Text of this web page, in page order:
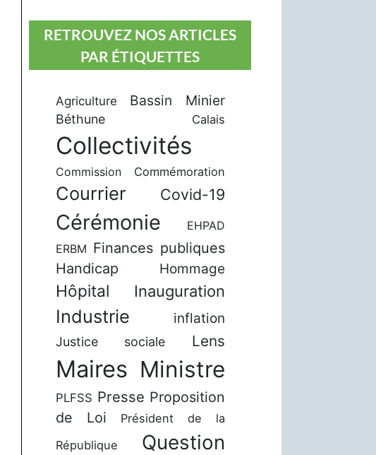
RETROUVEZ NOS ARTICLES
PAR ÉTIQUETTES
Agriculture Bassin Minier
Béthune Calais
Collectivités
Commission Commémoration
Courrier Covid-19
Cérémonie
EHPAD
ERBM Finances publiques
Handicap
Hommage
Hôpital Inauguration
Industrie inflation
Justice sociale Lens
Maires Ministre
PLFSS Presse Proposition
de Loi
Président de la
République
Question